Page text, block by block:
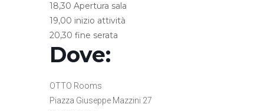
18,30 Apertura sala
19,00 inizio attività
20,30 fine serata
Dove:
OTTO Rooms
Piazza Giuseppe Mazzini 27